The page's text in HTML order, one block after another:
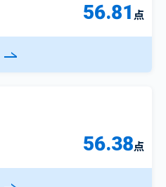
56.81 点
56.38点